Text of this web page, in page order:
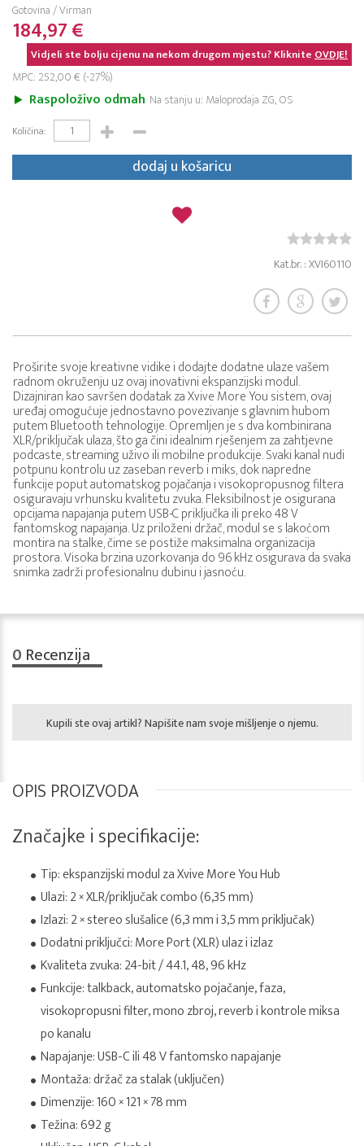
Gotovina / Virman
184,97 €
Vidjeli ste bolju cijenu na nekom drugom mjestu? KlikniteOVDJE!
MPC: 252,00 € (-27%)
Raspoloživo odmah Na stanju u: Maloprodaja ZG, OS
Količina:
dodaj u košaricu
Kat.br. : XVI60110
Proširite svoje kreativne vidike i dodajte dodatne ulaze vašem
radnom okruženju uz ovaj inovativni ekspanzijski modul.
Dizajniran kao savršen dodatak za Xvive More You sistem, ovaj
uređaj omogućuje jednostavno povezivanje s glavnim hubom
putem Bluetooth tehnologije. Opremljen je s dva kombinirana
XLR/priključak ulaza, što ga čini idealnim rješenjem za zahtjevne
podcaste, streaming uživo ili mobilne produkcije. Svaki kanal nudi
potpunu kontrolu uz zaseban reverb i miks, dok napredne
funkcije poput automatskog pojačanja i visokopropusnog filtera
osiguravaju vrhunsku kvalitetu zvuka. Fleksibilnost je osigurana
opcijama napajanja putem USB-C priključka ili preko 48 V
fantomskog napajanja. Uz priloženi držač, modul se s lakoćom
montira na stalke, čime se postiže maksimalna organizacija
prostora. Visoka brzina uzorkovanja do 96 kHz osigurava da svaka
snimka zadrži profesionalnu dubinu i jasnoću.
0 Recenzija
Kupili ste ovaj artikl? Napišite nam svoje mišljenje o njemu.
OPIS PROIZVODA
Značajke i specifikacije:
Tip: ekspanzijski modul za Xvive More You Hub
Ulazi: 2 × XLR/priključak combo (6,35 mm)
Izlazi: 2 × stereo slušalice (6,3 mm i 3,5 mm priključak)
Dodatni priključci: More Port (XLR) ulaz i izlaz
Kvaliteta zvuka: 24-bit / 44.1, 48, 96 kHz
Funkcije: talkback, automatsko pojačanje, faza,
visokopropusni filter, mono zbroj, reverb i kontrole miksa
po kanalu
Napajanje: USB-C ili 48 V fantomsko napajanje
Montaža: držač za stalak (uključen)
Dimenzije: 160 × 121 × 78 mm
Težina: 692 g